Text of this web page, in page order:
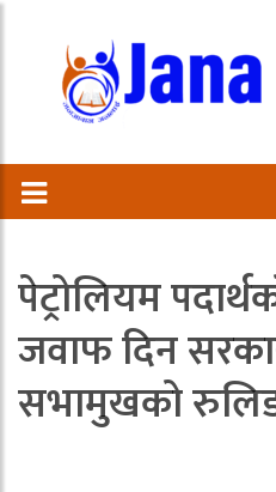
पेट्रोलियम
जवाफ दिन
सभामुखको